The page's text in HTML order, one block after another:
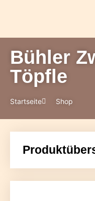
Bühler
Töpfle
Startseite Shop